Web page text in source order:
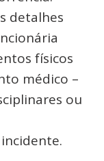
detalhes
físicos
médico –
ou